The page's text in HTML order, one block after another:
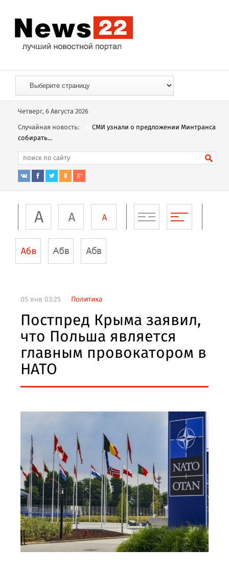
Четверг, 6 Августа 2026
Случайная новость:
СМИ узнали о предложении Минтранса
собирать...
05 янв 03:25 Политика
Постпред Крыма заявил,
что Польша является
главным провокатором в
НАТО